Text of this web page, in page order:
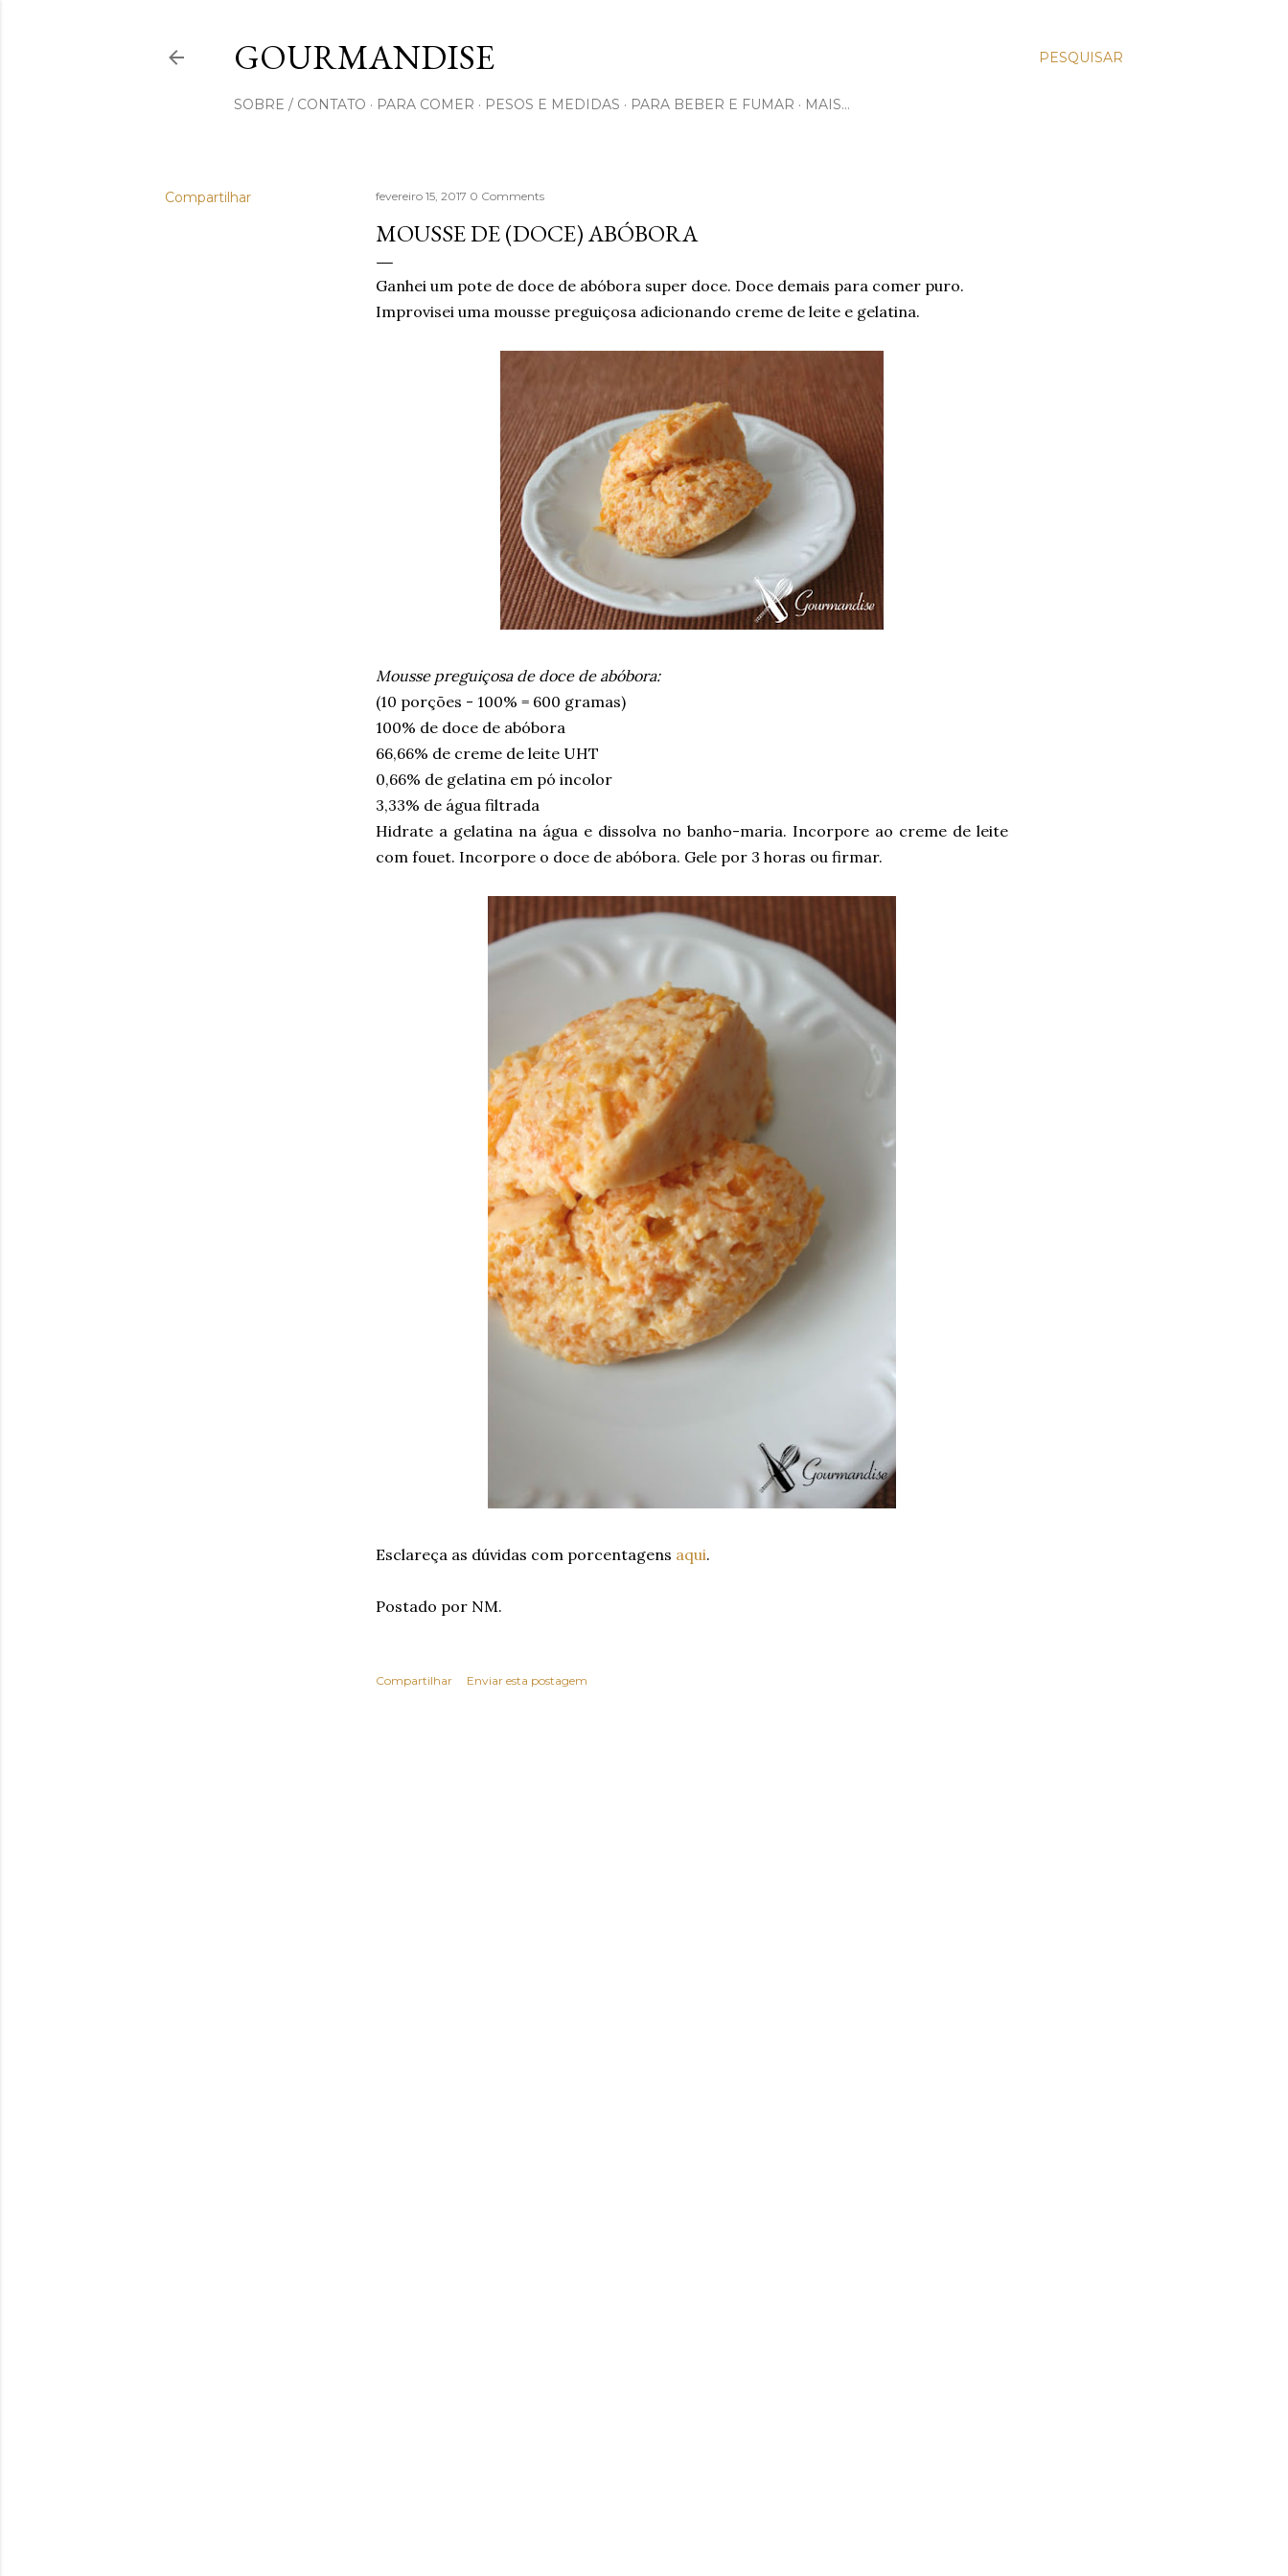
PESQUISAR
GOURMANDISE
SOBRE / CONTATO PARA COMER PESOS E MEDIDAS PARA BEBER E FUMAR MAIS…
Compartilhar fevereiro 15, 2017 0 Comments
MOUSSE DE (DOCE) ABÓBORA
Ganhei um pote de doce de abóbora super doce. Doce demais para comer puro.
Improvisei uma mousse preguiçosa adicionando creme de leite e gelatina.
Mousse preguiçosa de doce de abóbora:
(10 porções - 100% = 600 gramas)
100% de doce de abóbora
66,66% de creme de leite UHT
0,66% de gelatina em pó incolor
3,33% de água filtrada
Hidrate a gelatina na água e dissolva no banho-maria. Incorpore ao creme de leite
com fouet. Incorpore o doce de abóbora. Gele por 3 horas ou firmar.
Esclareça as dúvidas com porcentagens aqui.
Postado por NM.
Compartilhar Enviar esta postagem